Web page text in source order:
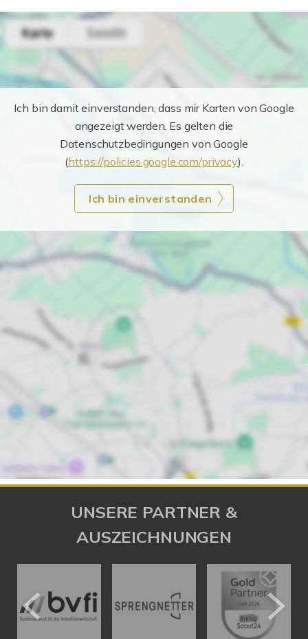
Ich bin damit einverstanden, dass mir Karten von Google
angezeigt werden. Es gelten die
Datenschutzbedingungen von Google
(https://policies.google.com/privacy).
Ich bin einverstanden
UNSERE PARTNER &
AUSZEICHNUNGEN